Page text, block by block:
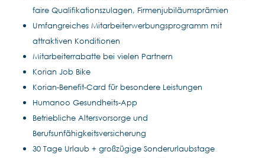
faire Qualifikationszulagen, Firmenjubiläumsprämien
Umfangreiches Mitarbeiterwerbungsprogramm mit
attraktiven Konditionen
Mitarbeiterrabatte bei vielen Partnern
Korian Job Bike
Korian-Benefit-Card für besondere Leistungen
Humanoo Gesundheits-App
Betriebliche Altersvorsorge und
Berufsunfähigkeitsversicherung
30 Tage Urlaub + großzügige Sonderurlaubstage